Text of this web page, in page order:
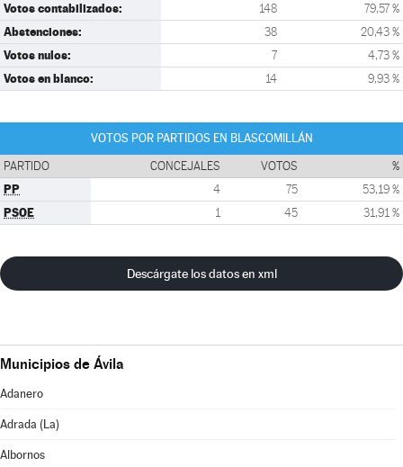
Votos contabilizados: 148 79,57 %
Abstenciones: 38 20,43 %
Votos nulos: 7 4,73 %
Votos en blanco: 14 9,93 %
VOTOS POR PARTIDOS EN BLASCOMILLÁN
PARTIDO CONCEJALES VOTOS %
PP 4 75 53,19 %
PSOE 1 45 31,91 %
Descárgate los datos en xml
Municipios de Ávila
Adanero
Adrada (La)
Albornos